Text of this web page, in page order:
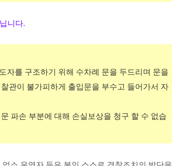
니다.
자를 구조하기 위해 수차례 문을 두드리며 문을
관이 불가피하게 출입문을 부수고 들어가서 자
파손 부분에 대해 손실보상을 청구 할 수 없습